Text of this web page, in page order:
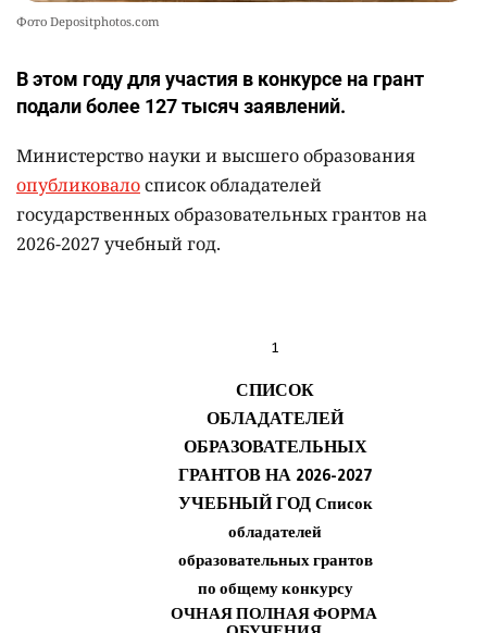
Фото Depositphotos.com
В этом году для участия в конкурсе на грант
подали более 127 тысяч заявлений.
Министерство науки и высшего образования
опубликовалосписок обладателей
государственных образовательных грантов на
2026-2027 учебный год.